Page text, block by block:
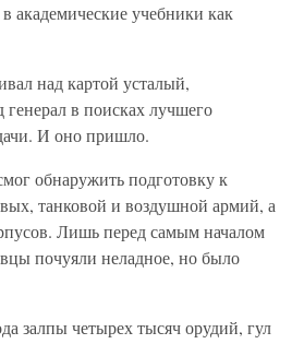
академические учебники как
над картой усталый,
в поисках лучшего
И оно пришло.
обнаружить подготовку к
танковой и воздушной армий, а
Лишь перед самым началом
почуяли неладное, но было
залпы четырех тысяч орудий, гул